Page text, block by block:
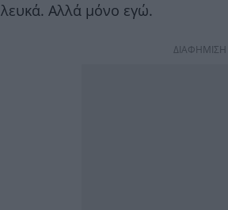
λευκά. Αλλά μόνο εγώ.
ΔΙΑΦΗΜΙΣΗ